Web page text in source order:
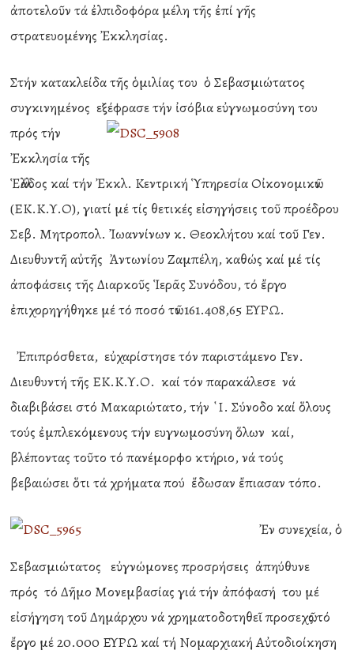
ἀποτελοῦν τά ἐλπιδοφόρα μέλη τῆς ἐπί γῆς
στρατευομένης Ἐκκλησίας.
Στήν κατακλείδα τῆς ὁμιλίας του ὁ Σεβασμιώτατος
συγκινημένος εξέφρασε τήν ἰσόβια εὐγνωμοσύνη του
πρός τήν
Ἐκκλησία τῆς
Ἑλλάδος καί τήν Ἐκκλ. Κεντρική Ὑπηρεσία Οἰκονομικῶν
(ΕΚ.Κ.Υ.Ο), γιατί μέ τίς θετικές εἰσηγήσεις τοῦ προέδρου
Σεβ. Μητροπολ. Ἰωαννίνων κ. Θεοκλήτου καί τοῦ Γεν.
Διευθυντῆ αὐτῆς Ἀντωνίου Ζαμπέλη, καθώς καί μέ τίς
ἀποφάσεις τῆς Διαρκοῦς Ἱερᾶς Συνόδου, τό ἔργο
ἐπιχορηγήθηκε μέ τό ποσό τῶν 161.408,65 ΕΥΡΩ.
Ἐπιπρόσθετα, εὐχαρίστησε τόν παριστάμενο Γεν.
Διευθυντή τῆς ΕΚ.Κ.Υ.Ο. καί τόν παρακάλεσε νά
διαβιβάσει στό Μακαριώτατο, τήν ῾Ι. Σύνοδο καί ὅλους
τούς ἐμπλεκόμενους τήν ευγνωμοσύνη ὅλων καί,
βλέποντας τοῦτο τό πανέμορφο κτήριο, νά τούς
βεβαιώσει ὅτι τά χρήματα πού ἔδωσαν ἔπιασαν τόπο.
Ἐν συνεχεία, ὁ
Σεβασμιώτατος εὐγνώμονες προσρήσεις ἀπηύθυνε
πρός τό Δῆμο Μονεμβασίας γιά τήν ἀπόφασή του μέ
εἰσήγηση τοῦ Δημάρχου νά χρηματοδοτηθεῖ προσεχῶς τό
ἔργο μέ 20.000 ΕΥΡΩ καί τή Νομαρχιακή Αὐτοδιοίκηση